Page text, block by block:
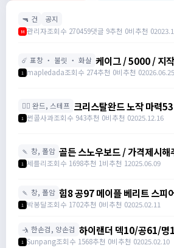
🔫 건 공지
M 관리자조회수 270459댓글 9추천 0비추천 0
☄️ 표창 ・ 불릿 ・ 화살 케이그 / 5000 / 지
1 mapledada조회수 274추천 0비추천 02026.06.25
🧙‍♀️ 완드, 스테프 크리스탈완드 노작 마력
력52 15만 팝니다 /
https://
1 썬콜사과조회수 943추천 0비추천 02025.12.16
🍡 창, 폴암 골든 스노우보드 / 가격제시해
든 스노우보드 3강 STR3 공격
1 세를리조회수 1698추천 1비추천 12025.06.09
🍡 창, 폴암 힘8 공97 메이플 베리트 스피
https://open.kakao.com/
1 박봉달조회수 1702추천 0비추천 02025.02.11
🤺 한손검, 양손검 하이랜더 덱10/공61/명
4000000
1 Sunpang조회수 1568추천 0비추천 02025.02.10